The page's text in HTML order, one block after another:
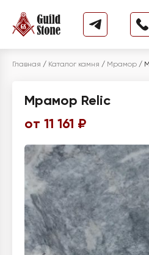
Главная / Каталог камня / Мрамор /
Мрамор Relic
от 11 161 ₽